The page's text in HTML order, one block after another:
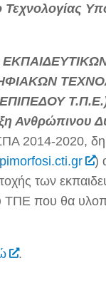
Τεχνολογίας
Ανθρώπινου
2014-2020,
)
των
που θα
.